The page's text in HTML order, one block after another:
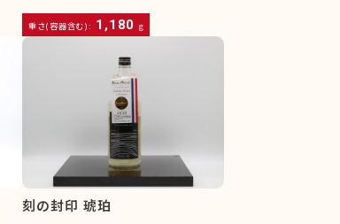
重さ(容器含む): 1,180 g
刻の封印 琥珀